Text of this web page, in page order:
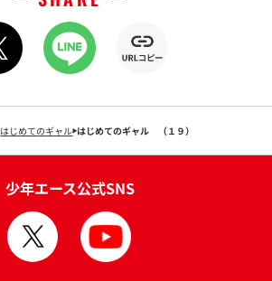
はじめてのギャル はじめてのギャル （１９）
少年エース公式SNS